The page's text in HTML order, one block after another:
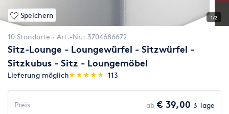
Speichern 1/2
10 Standorte Art.-Nr.: 3704686672
Sitz-Lounge - Loungewürfel - Sitzwürfel -
Sitzkubus - Sitz - Loungemöbel
Lieferung möglich(*)
★
★
(*)★
★
(*) ★
★
(*) ★
★
(*) ★
★ 113
Preis ab € 39,00 3 Tage